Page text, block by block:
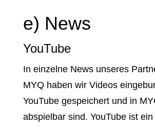
e) News
YouTube
In einzelne News unseres
MYQ haben wir Videos
YouTube gespeichert und in
abspielbar sind. YouTube ist